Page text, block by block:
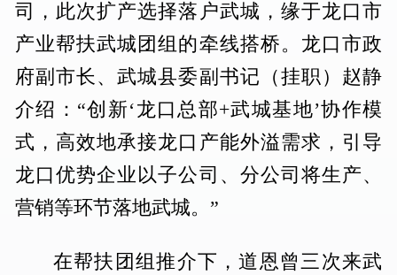
司，此次扩产选择落户武城，缘于龙口市
产业帮扶武城团组的牵线搭桥。龙口市政
府副市长、武城县委副书记（挂职）赵静
介绍：“创新‘龙口总部+武城基地’协作模
式，高效地承接龙口产能外溢需求，引导
龙口优势企业以子公司、分公司将生产、
营销等环节落地武城。”
在帮扶团组推介下，道恩曾三次来武